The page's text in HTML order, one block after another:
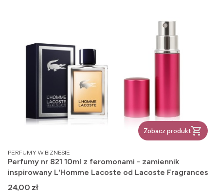
Zobacz produkt
PRODUCENT
PERFUMY W BIZNESIE
Perfumy nr 821 10ml z feromonami - zamiennik
inspirowany L'Homme Lacoste od Lacoste Fragrances
Cena
24,00 zł